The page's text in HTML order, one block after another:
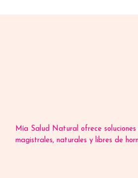
Mía Salud Natural ofrece soluciones
magistrales, naturales y libres de